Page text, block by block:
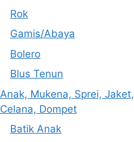
Rok
Gamis/Abaya
Bolero
Blus Tenun
Anak, Mukena, Sprei, Jaket,
Celana, Dompet
Batik Anak